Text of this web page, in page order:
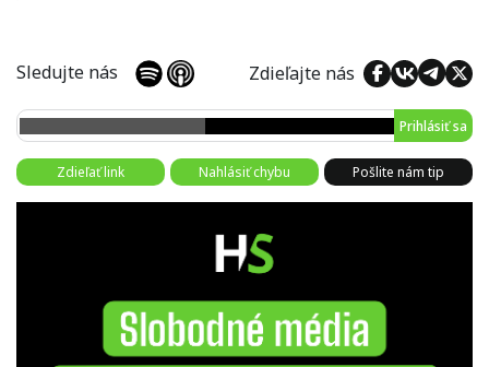
Sledujte nás Zdieľajte nás
Prihlásiť sa
Zdieľať link Nahlásiť chybu Pošlite nám tip